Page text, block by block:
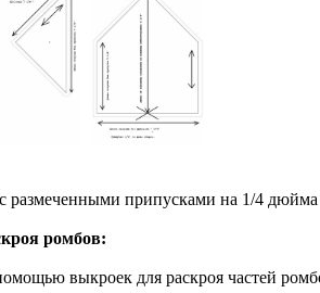
размеченными припусками на 1/4
ромбов:
выкроек для раскроя частей